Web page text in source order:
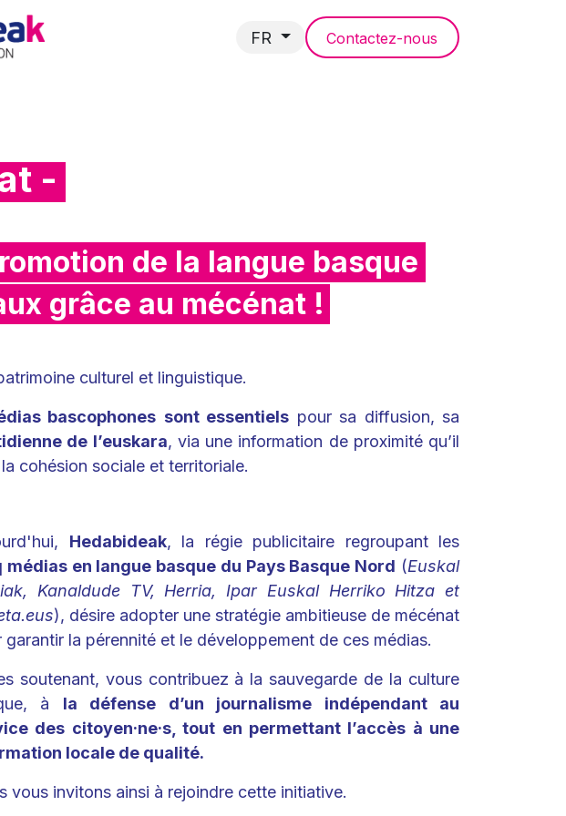
FR Contactez-nous
-
de la langue basque
grâce au mécénat !
culturel et linguistique.
bascophones sont essentiels pour sa diffusion, sa
de l’euskara, via une information de proximité qu’il
cohésion sociale et territoriale.
Hedabideak, la régie publicitaire regroupant les
médias en langue basque du Pays Basque Nord (Euskal
Kanaldude TV, Herria, Ipar Euskal Herriko Hitza et
), désire adopter une stratégie ambitieuse de mécénat
garantir la pérennité et le développement de ces médias.
soutenant, vous contribuez à la sauvegarde de la culture
à la défense d’un journalisme indépendant au
des citoyen·ne·s, tout en permettant l’accès à une
locale de qualité.
vous invitons ainsi à rejoindre cette initiative.